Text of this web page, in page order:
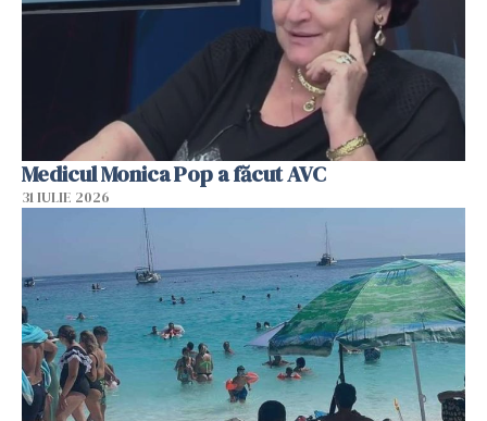
Medicul Monica Pop a făcut AVC
31 IULIE 2026